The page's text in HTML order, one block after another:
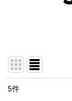
5件